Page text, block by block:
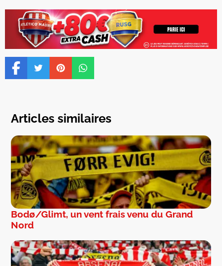
Articles similaires
Bodø/Glimt, un vent frais venu du Grand
Nord